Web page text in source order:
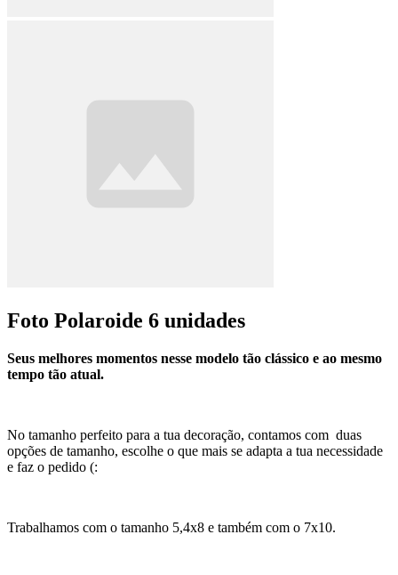
Foto Polaroide 6 unidades
Seus melhores momentos nesse modelo tão clássico e ao mesmo
tempo tão atual.
No tamanho perfeito para a tua decoração, contamos com duas
opções de tamanho, escolhe o que mais se adapta a tua necessidade
e faz o pedido (:
Trabalhamos com o tamanho 5,4x8 e também com o 7x10.